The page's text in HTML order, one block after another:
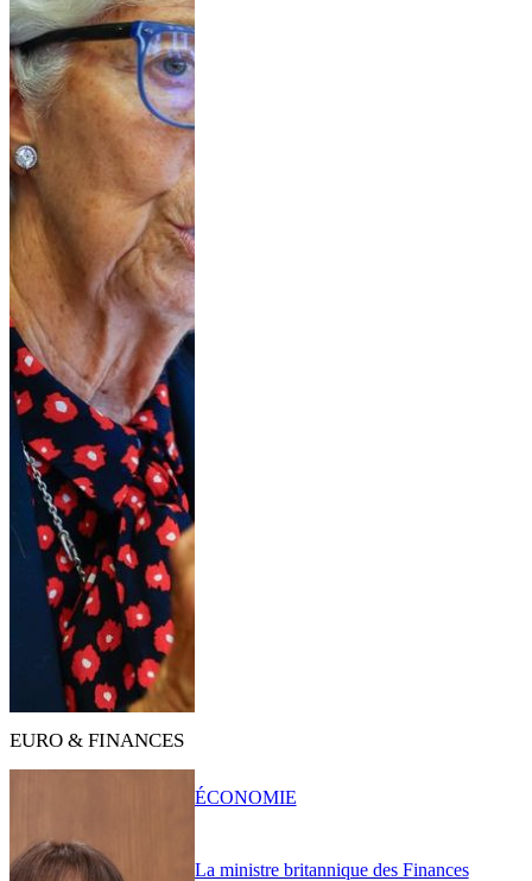
EURO & FINANCES
La ministre britannique des Finances
ÉCONOMIE